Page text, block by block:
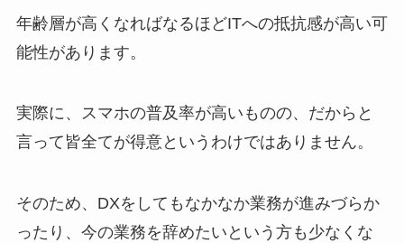
年齢層が高くなればなるほどITへの抵抗感が高い可
能性があります。
実際に、スマホの普及率が高いものの、だからと
言って皆全てが得意というわけではありません。
そのため、DXをしてもなかなか業務が進みづらか
ったり、今の業務を辞めたいという方も少なくな